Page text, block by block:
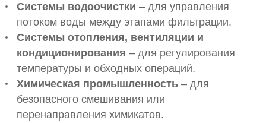
Системы водоочистки – для управления
потоком воды между этапами фильтрации.
Системы отопления, вентиляции и
кондиционирования – для регулирования
температуры и обходных операций.
Химическая промышленность– для
безопасного смешивания или
перенаправления химикатов.